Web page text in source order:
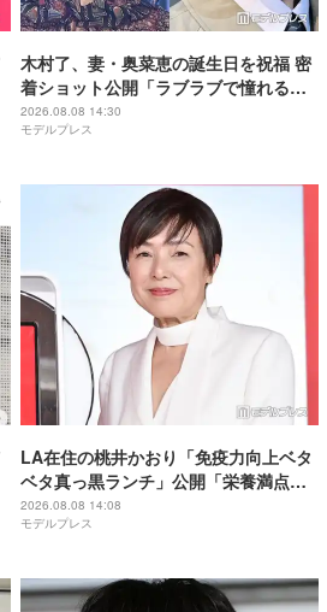
木村了、妻・奥菜恵の誕生日を祝福 密
着ショット公開「ラブラブで憧れる」
「お似合いの2人」と反響
2026.08.08 14:30
モデルプレス
LA在住の桃井かおり「免疫力向上ベタ
ベタ真っ黒ランチ」公開「栄養満点で
体に良さそう」「料理のアイデアがい
つもすごい」と反響
2026.08.08 14:08
モデルプレス